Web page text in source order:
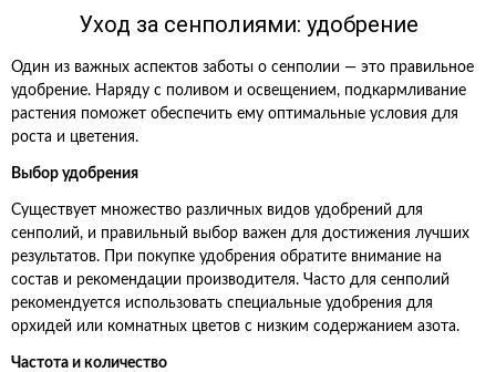
Уход за сенполиями: удобрение
Один из важных аспектов заботы о сенполии — это правильное
удобрение. Наряду с поливом и освещением, подкармливание
растения поможет обеспечить ему оптимальные условия для
роста и цветения.
Выбор удобрения
Существует множество различных видов удобрений для
сенполий, и правильный выбор важен для достижения лучших
результатов. При покупке удобрения обратите внимание на
состав и рекомендации производителя. Часто для сенполий
рекомендуется использовать специальные удобрения для
орхидей или комнатных цветов с низким содержанием азота.
Частота и количество